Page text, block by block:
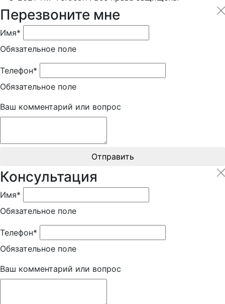
Перезвоните мне
Имя*
Обязательное поле
Телефон*
Обязательное поле
Ваш комментарий или вопрос
Отправить
Консультация
Имя*
Обязательное поле
Телефон*
Обязательное поле
Ваш комментарий или вопрос